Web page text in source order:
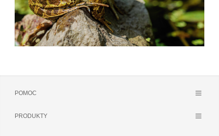
POMOC
PRODUKTY